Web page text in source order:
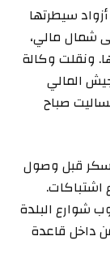
سيطرتها
شمال مالي،
ونقلت وكالة
المالي
صباح
قبل وصول
اشتباكات.
شوارع البلدة
داخل قاعدة